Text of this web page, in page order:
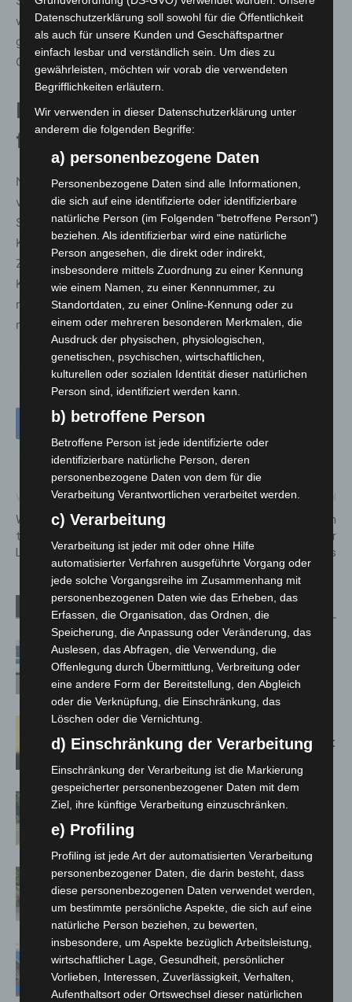
war sehr gut besucht und auch der Familientag. Mehr
geht natürlich immer, aber es war rundum alles in
Ordnung und wir freuen uns auf das nächste Fest!“
Bruchmeister sammeln Spenden
für KINDERHERZ
Neben repräsentativen Aufgaben engagierten sich die
vier amtierenden Bruchmeister Phillip Gliesmann, Julia
Schlawin (stellvertretend für Lucy-Marie Schneider),
Kevin Küker und Torben Cornils erneut für den guten
Zweck. Ihre Spendenaktion zugunsten des Vereins
KINDERHERZ Hannover e. V. läuft noch. Nachdem 2024
rund 10.400 Euro zusammenkamen, wird in diesem Jahr
mit einer höheren Summe gerechnet.
Vorheriger Artikel
Weißes Fahrrad erinnert an
tödlichen Radunfall in
Langenhagen
Nächster Artikel
Wohnungsbrand in
Berenbostel – Rauchmelder
verhindert Schlimmeres
Verwandte Artikel
Niedersachsen: Feuerwehrkräfte
kehren nach Waldbrandeinsatz aus
Spanien zurück
Hannover: Erste Tigermücken-
Population in Niedersachsen entdeckt
Brand im „Haus der Begegnung“ in
Region Hannover: 21 neue
Notfallsanitäter starten beim Roten
Kreuz
Mann läuft mit Hockeyschläger über
A7 – Polizei sucht Zeugen
Datenschutzerklärung soll sowohl für die Öffentlichkeit
als auch für unsere Kunden und Geschäftspartner
einfach lesbar und verständlich sein. Um dies zu
gewährleisten, möchten wir vorab die verwendeten
Begrifflichkeiten erläutern.
Wir verwenden in dieser Datenschutzerklärung unter
anderem die folgenden Begriffe:
a) personenbezogene Daten
Personenbezogene Daten sind alle Informationen,
die sich auf eine identifizierte oder identifizierbare
natürliche Person (im Folgenden "betroffene Person")
beziehen. Als identifizierbar wird eine natürliche
Person angesehen, die direkt oder indirekt,
insbesondere mittels Zuordnung zu einer Kennung
wie einem Namen, zu einer Kennnummer, zu
Standortdaten, zu einer Online-Kennung oder zu
einem oder mehreren besonderen Merkmalen, die
Ausdruck der physischen, physiologischen,
genetischen, psychischen, wirtschaftlichen,
kulturellen oder sozialen Identität dieser natürlichen
Person sind, identifiziert werden kann.
b) betroffene Person
Betroffene Person ist jede identifizierte oder
identifizierbare natürliche Person, deren
personenbezogene Daten von dem für die
Verarbeitung Verantwortlichen verarbeitet werden.
c) Verarbeitung
Verarbeitung ist jeder mit oder ohne Hilfe
automatisierter Verfahren ausgeführte Vorgang oder
jede solche Vorgangsreihe im Zusammenhang mit
personenbezogenen Daten wie das Erheben, das
Erfassen, die Organisation, das Ordnen, die
Speicherung, die Anpassung oder Veränderung, das
Auslesen, das Abfragen, die Verwendung, die
Offenlegung durch Übermittlung, Verbreitung oder
eine andere Form der Bereitstellung, den Abgleich
oder die Verknüpfung, die Einschränkung, das
Löschen oder die Vernichtung.
d) Einschränkung der Verarbeitung
Einschränkung der Verarbeitung ist die Markierung
gespeicherter personenbezogener Daten mit dem
Ziel, ihre künftige Verarbeitung einzuschränken.
e) Profiling
Profiling ist jede Art der automatisierten Verarbeitung
personenbezogener Daten, die darin besteht, dass
diese personenbezogenen Daten verwendet werden,
um bestimmte persönliche Aspekte, die sich auf eine
natürliche Person beziehen, zu bewerten,
insbesondere, um Aspekte bezüglich Arbeitsleistung,
wirtschaftlicher Lage, Gesundheit, persönlicher
Vorlieben, Interessen, Zuverlässigkeit, Verhalten,
Aufenthaltsort oder Ortswechsel dieser natürlichen